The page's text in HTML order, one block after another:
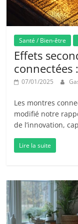
Santé / Bien-être
Effets
connectées
07/01/2025
Les montres
modifié notre
de l’innovation,
Lire la suite